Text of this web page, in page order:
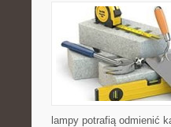
lampy potrafią odmienić